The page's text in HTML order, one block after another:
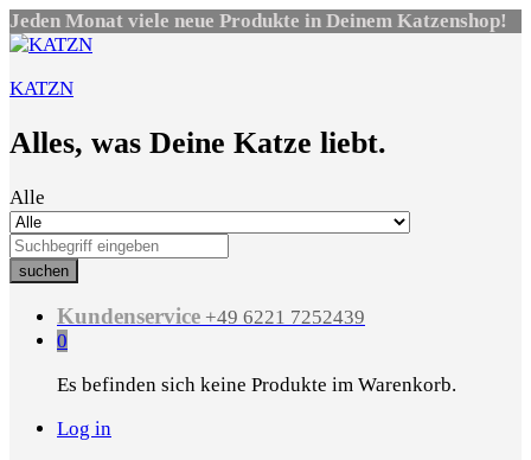
Jeden Monat viele neue Produkte in Deinem Katzenshop!
KATZN
Alles, was Deine Katze liebt.
Alle
suchen
Kundenservice +49 6221 7252439
0
Es befinden sich keine Produkte im Warenkorb.
Log in